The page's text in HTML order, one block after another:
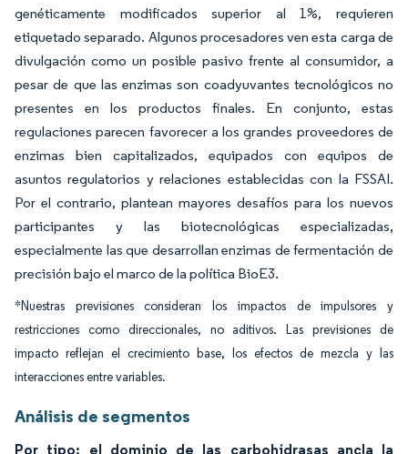
genéticamente modificados superior al 1%, requieren
etiquetado separado. Algunos procesadores ven esta carga de
divulgación como un posible pasivo frente al consumidor, a
pesar de que las enzimas son coadyuvantes tecnológicos no
presentes en los productos finales. En conjunto, estas
regulaciones parecen favorecer a los grandes proveedores de
enzimas bien capitalizados, equipados con equipos de
asuntos regulatorios y relaciones establecidas con la FSSAI.
Por el contrario, plantean mayores desafíos para los nuevos
participantes y las biotecnológicas especializadas,
especialmente las que desarrollan enzimas de fermentación de
precisión bajo el marco de la política BioE3.
*Nuestras previsiones consideran los impactos de impulsores y
restricciones como direccionales, no aditivos. Las previsiones de
impacto reflejan el crecimiento base, los efectos de mezcla y las
interacciones entre variables.
Análisis de segmentos
Por tipo: el dominio de las carbohidrasas ancla la